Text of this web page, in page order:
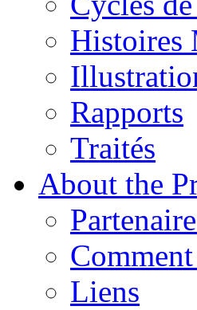
Histoires
Rapports
Traités
About the
Liens